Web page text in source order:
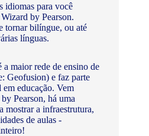
idiomas para você
by Pearson.
tornar bilíngue, ou até
línguas.
maior rede de ensino de
Geofusion) e faz parte
educação. Vem
Pearson, há uma
mostrar a infraestrutura,
de aulas -